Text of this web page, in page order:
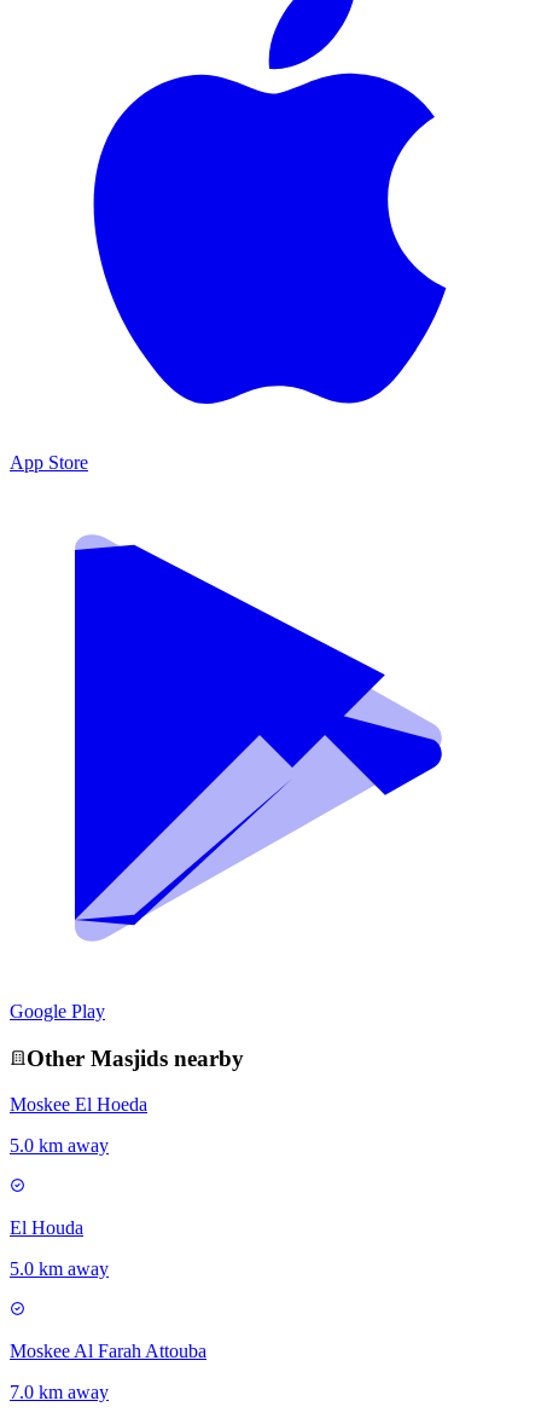
App Store
Google Play
Other Masjids nearby
Moskee El Hoeda
5.0 km away
El Houda
5.0 km away
Moskee Al Farah Attouba
7.0 km away